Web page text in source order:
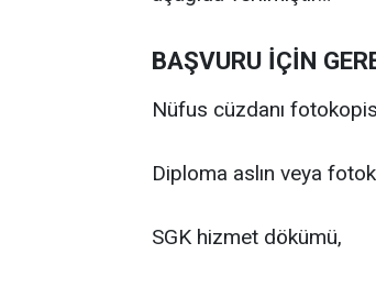
BAŞVURU İÇİN
Nüfus cüzdanı
Diploma aslın veya
SGK hizmet dökümü,